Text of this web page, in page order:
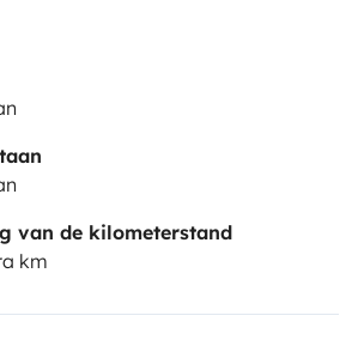
van de kilometerstand
km